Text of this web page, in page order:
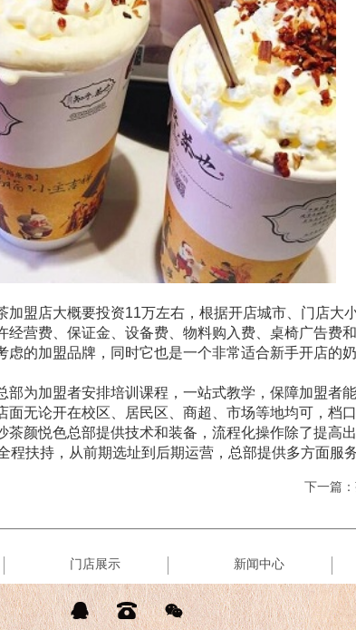
盟店大概要投资11万左右，根据开店城市、门店大
营费、保证金、设备费、物料购入费、桌椅广告费
的加盟品牌，同时它也是一个非常适合新手开店的奶
为加盟者安排培训课程，一站式教学，保障加盟者
无论开在校区、居民区、商超、市场等地均可，档
颜悦色总部提供技术和装备，流程化操作除了提高
程扶持，从前期选址到后期运营，总部提供多方面服务
下一篇
门店展示 新闻中心
  